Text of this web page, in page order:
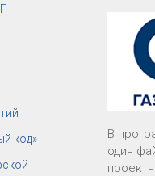
код»
В
один